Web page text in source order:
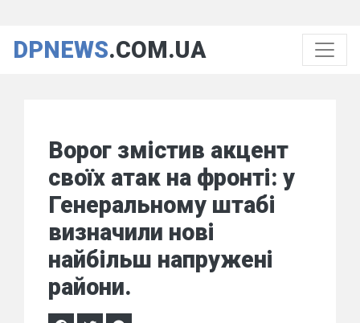
DPNEWS.COM.UA
Ворог змістив акцент
своїх атак на фронті: у
Генеральному штабі
визначили нові
найбільш напружені
райони.